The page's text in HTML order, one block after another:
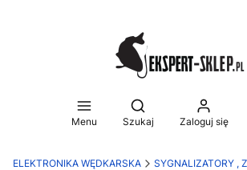
Menu
Otwórz wyszukiwarkę
Szukaj Zaloguj się
ELEKTRONIKA WĘDKARSKA